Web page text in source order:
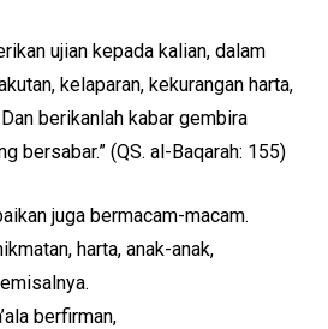
ujian kepada kalian, dalam
kelaparan, kekurangan harta,
berikanlah kabar gembira
bersabar.” (QS. al-Baqarah: 155)
juga bermacam-macam.
harta, anak-anak,
berfirman,